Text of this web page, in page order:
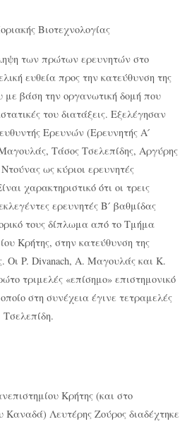
Βιοτεχνολογίας
των πρώτων ερευνητών στο
ευθεία προς την κατεύθυνση της
με βάση την οργανωτική δομή που
του διατάξεις. Εξελέγησαν
Ερευνών (Ερευνητής Α
Τάσος Τσελεπίδης, Αργύρης
ως κύριοι ερευνητές
χαρακτηριστικό ότι οι τρεις
ερευνητές Β ́ βαθμίδας
τους δίπλωμα από το Τμήμα
Κρήτης, στην κατεύθυνση της
Οι P. Divanach, Α. Μαγουλάς και Κ.
τριμελές «επίσημο» επιστημονικό
στη συνέχεια έγινε τετραμελές
Κρήτης (και στο
Καναδά) Λευτέρης Ζούρος διαδέχτηκε